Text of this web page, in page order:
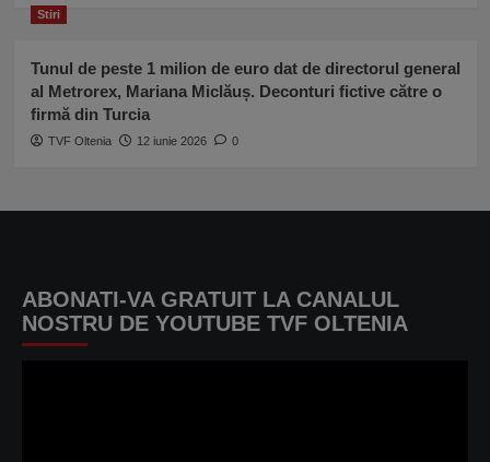
Stiri
Tunul de peste 1 milion de euro dat de directorul general
al Metrorex, Mariana Miclăuș. Deconturi fictive către o
firmă din Turcia
TVF Oltenia 12 iunie 2026 0
ABONATI-VA GRATUIT LA CANALUL
NOSTRU DE YOUTUBE TVF OLTENIA